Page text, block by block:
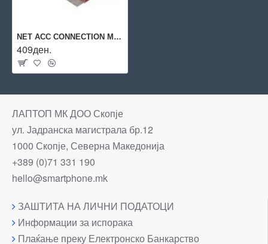
NET ACC CONNECTION MODULE/CAT6A 1XRJ45 R509501 R&M
409ден.
ЛАПТОП МК ДОО Скопје
ул. Јадранска магистрала бр.12
1000 Скопје, Северна Македонија
+389 (0)71 331 190
hello@smartphone.mk
ЗАШТИТА НА ЛИЧНИ ПОДАТОЦИ
Информации за испорака
Плаќање преку Електронско Банкарство